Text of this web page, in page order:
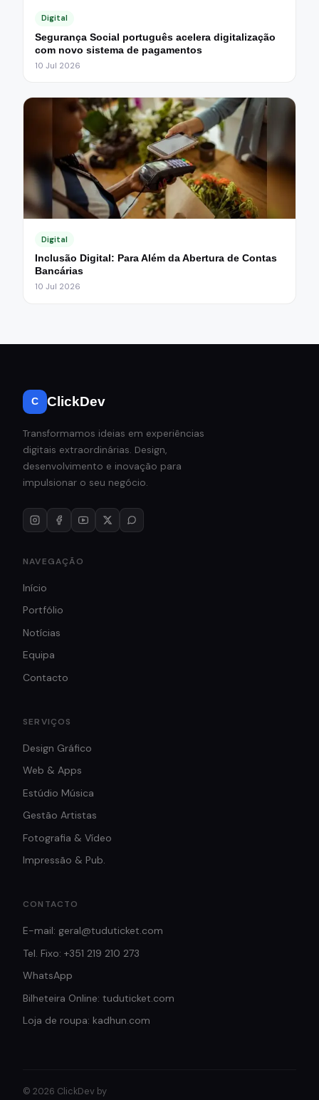
Digital
Segurança Social português acelera digitalização
com novo sistema de pagamentos
10 Jul 2026
Digital
Inclusão Digital: Para Além da Abertura de Contas
Bancárias
10 Jul 2026
C ClickDev
Transformamos ideias em experiências
digitais extraordinárias. Design,
desenvolvimento e inovação para
impulsionar o seu negócio.
NAVEGAÇÃO
Início
Portfólio
Notícias
Equipa
Contacto
SERVIÇOS
Design Gráfico
Web & Apps
Estúdio Música
Gestão Artistas
Fotografia & Vídeo
Impressão & Pub.
CONTACTO
E-mail: geral@tuduticket.com
Tel. Fixo: +351 219 210 273
WhatsApp
Bilheteira Online: tuduticket.com
Loja de roupa: kadhun.com
© 2026 ClickDev by